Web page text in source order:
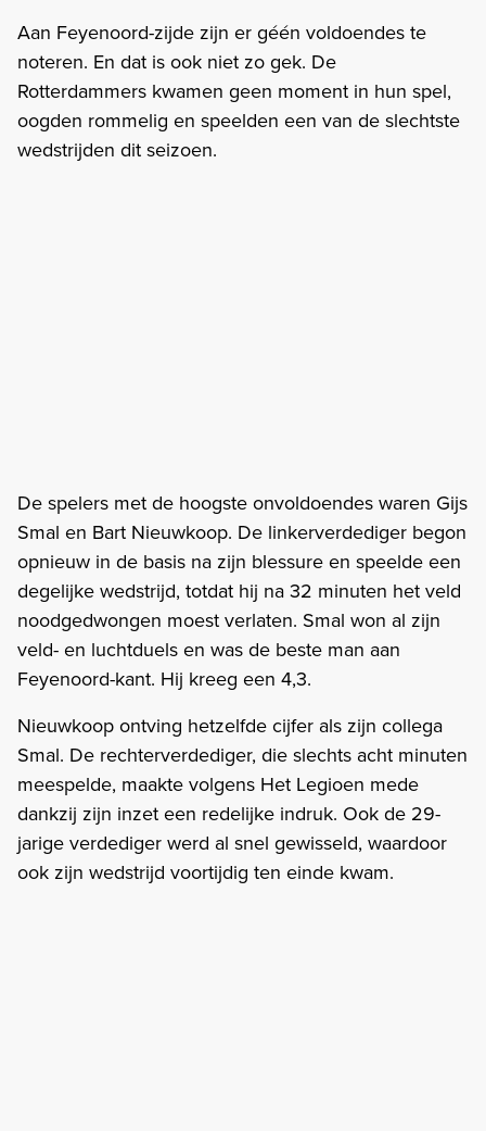
Aan Feyenoord-zijde zijn er géén voldoendes te
noteren. En dat is ook niet zo gek. De
Rotterdammers kwamen geen moment in hun spel,
oogden rommelig en speelden een van de slechtste
wedstrijden dit seizoen.
De spelers met de hoogste onvoldoendes waren Gijs
Smal en Bart Nieuwkoop. De linkerverdediger begon
opnieuw in de basis na zijn blessure en speelde een
degelijke wedstrijd, totdat hij na 32 minuten het veld
noodgedwongen moest verlaten. Smal won al zijn
veld- en luchtduels en was de beste man aan
Feyenoord-kant. Hij kreeg een 4,3.
Nieuwkoop ontving hetzelfde cijfer als zijn collega
Smal. De rechterverdediger, die slechts acht minuten
meespelde, maakte volgens Het Legioen mede
dankzij zijn inzet een redelijke indruk. Ook de 29-
jarige verdediger werd al snel gewisseld, waardoor
ook zijn wedstrijd voortijdig ten einde kwam.